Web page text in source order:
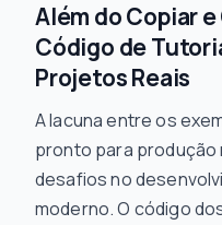
Além do Copiar
Código de
Projetos Reais
A lacuna entre os
pronto para
desafios no
moderno. O código